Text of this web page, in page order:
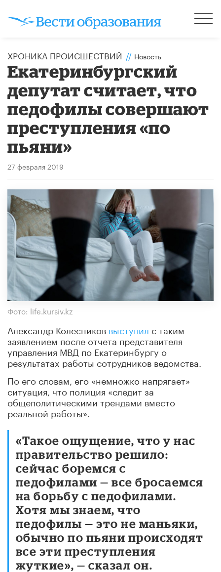
ХРОНИКА ПРОИСШЕСТВИЙ // Новость
Екатеринбургский
депутат считает, что
педофилы совершают
преступления «по
пьяни»
27 февраля 2019
Фото: life.kursiv.kz
Александр Колесников выступил с таким
заявлением после отчета представителя
управления МВД по Екатеринбургу о
результатах работы сотрудников ведомства.
По его словам, его «немножко напрягает»
ситуация, что полиция «следит за
общеполитическими трендами вместо
реальной работы».
«Такое ощущение, что у нас
правительство решило:
сейчас боремся с
педофилами — все бросаемся
на борьбу с педофилами.
Хотя мы знаем, что
педофилы — это не маньяки,
обычно по пьяни происходят
все эти преступления
жуткие», — сказал он.